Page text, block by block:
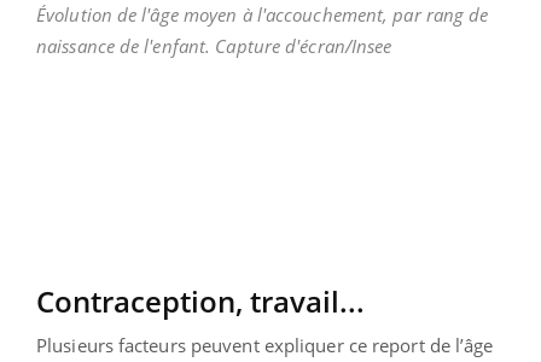
Évolution de l'âge moyen à l'accouchement, par rang de
naissance de l'enfant. Capture d'écran/Insee
Contraception, travail...
Plusieurs facteurs peuvent expliquer ce report de l’âge